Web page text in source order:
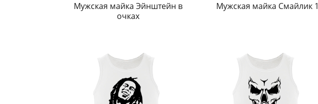
Мужская майка Эйнштейн в
очках
Мужская майка Смайлик 1